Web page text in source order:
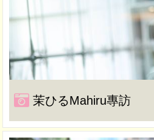
茉ひるMahiru專訪